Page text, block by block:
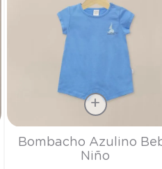
Talla
Bombacho Azulino
Niño